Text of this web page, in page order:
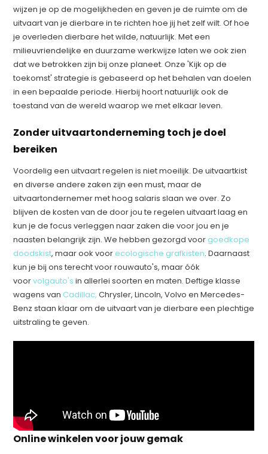
wijzen je op de mogelijkheden en geven je de ruimte om de
uitvaart van je dierbare in te richten hoe jij het zelf wilt. Of hoe
je overleden dierbare het wilde, natuurlijk. Met een
milieuvriendelijke en duurzame werkwijze laten we ook zien
dat we betrokken zijn bij onze planeet. Onze 'Kijk op de
toekomst' strategie is gebaseerd op het behalen van doelen
in een bepaalde periode. Hierbij hoort natuurlijk ook de
toestand van de wereld waarop we met elkaar leven.
Zonder uitvaartonderneming toch je doel
bereiken
Voordelig een uitvaart regelen is niet moeilijk. De uitvaartkist
en diverse andere zaken zijn een must, maar de
uitvaartondernemer met hoog salaris slaan we over. Zo
blijven de kosten van de door jou te regelen uitvaart laag en
kun je de focus verleggen naar zaken die voor jou en je
naasten belangrijk zijn. We hebben gezorgd voor goedkope
doodskist, maar ook voor ecologische grafkisten. Daarnaast
kun je bij ons terecht voor rouwauto's, maar óók
voorvolgauto's in allerlei soorten en maten. Deftige klasse
wagens van Cadillac, Chrysler, Lincoln, Volvo en Mercedes-
Benz staan klaar om de uitvaart van je dierbare een plechtige
uitstraling te geven.
Online winkelen voor jouw gemak